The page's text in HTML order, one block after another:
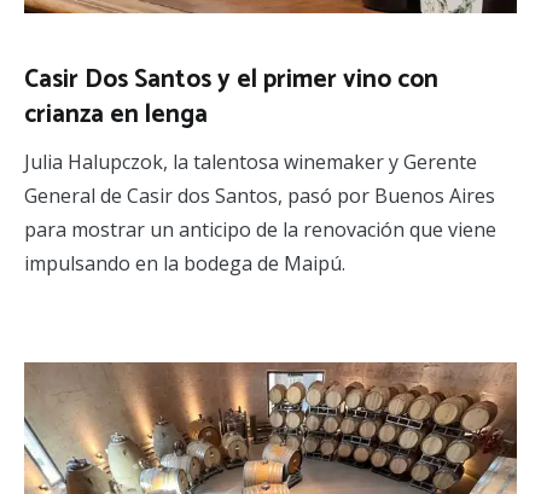
Casir Dos Santos y el primer vino con
crianza en lenga
Julia Halupczok, la talentosa winemaker y Gerente
General de Casir dos Santos, pasó por Buenos Aires
para mostrar un anticipo de la renovación que viene
impulsando en la bodega de Maipú.